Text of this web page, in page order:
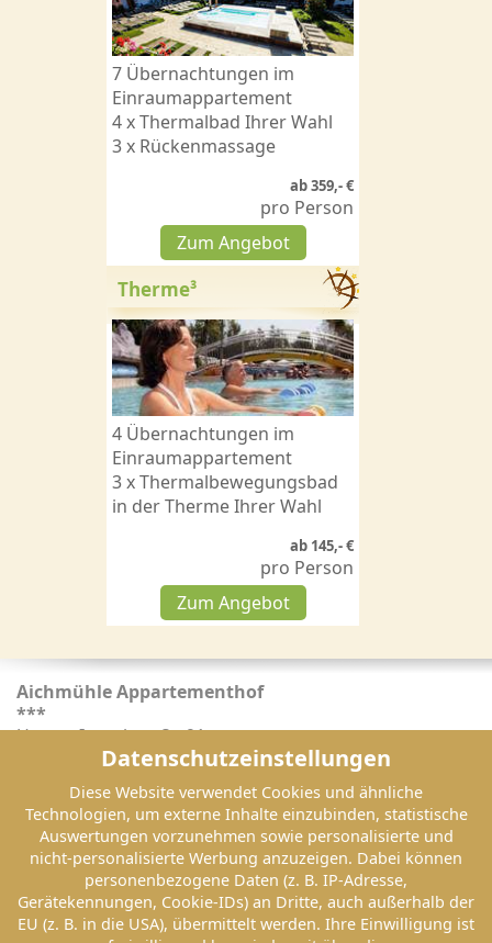
Datenschutzeinstellungen
Diese Website verwendet Cookies und ähnliche
Technologien, um externe Inhalte einzubinden, statistische
Auswertungen vorzunehmen sowie personalisierte und
nicht-personalisierte Werbung anzuzeigen. Dabei können
personenbezogene Daten (z. B. IP-Adresse,
Gerätekennungen, Cookie-IDs) an Dritte, auch außerhalb der
EU (z. B. in die USA), übermittelt werden. Ihre Einwilligung ist
7 Übernachtungen im
Einraumappartement
4 x Thermalbad Ihrer Wahl
3 x Rückenmassage
ab 359,- €
pro Person
Zum Angebot
Therme³
4 Übernachtungen im
Einraumappartement
3 x Thermalbewegungsbad
in der Therme Ihrer Wahl
ab 145,- €
pro Person
Zum Angebot
Aichmühle Appartementhof
***
Untere Inntalstraße 91
94072 Bad Füssing
Telefon: 08531/2402-0
Telefax: 08531/2402-50
E-Mail: info@aichmuehle.de